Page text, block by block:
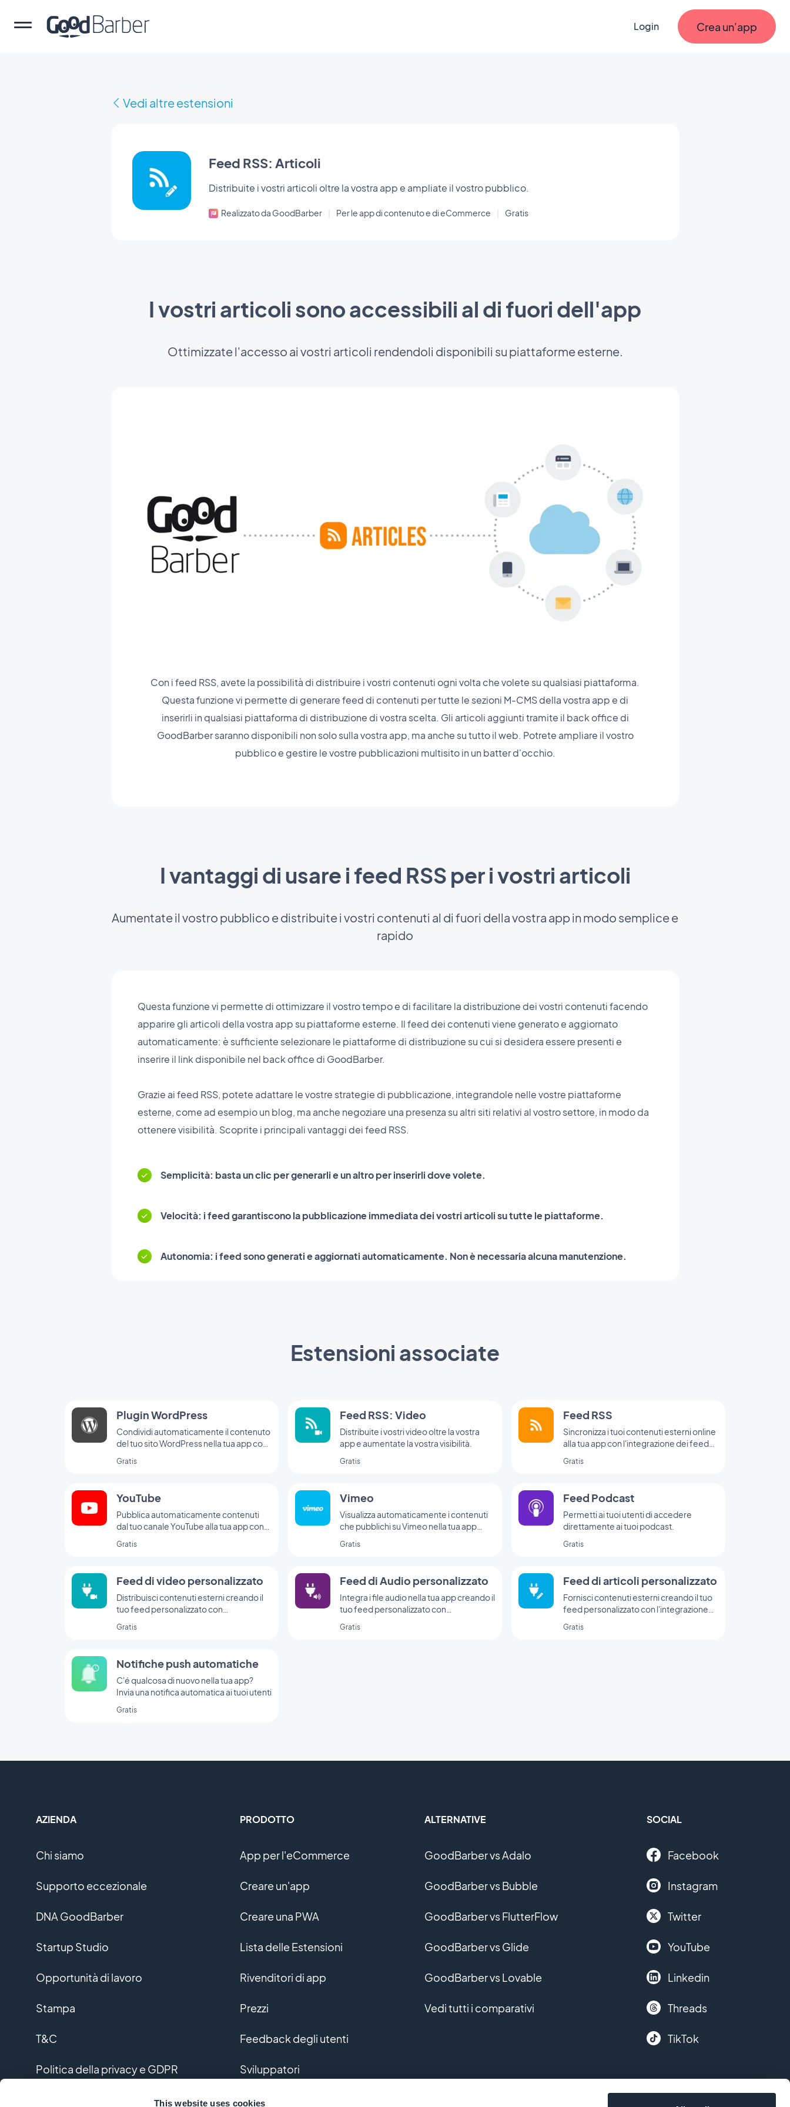
This website uses cookies
Login Crea un'app
Vedi altre estensioni
Feed RSS: Articoli
Distribuite i vostri articoli oltre la vostra app e ampliate il vostro pubblico.
Realizzato da GoodBarber Per le app di contenuto e di eCommerce Gratis
I vostri articoli sono accessibili al di fuori dell'app
Ottimizzate l'accesso ai vostri articoli rendendoli disponibili su piattaforme esterne.
Con i feed RSS, avete la possibilità di distribuire i vostri contenuti ogni volta che volete su qualsiasi piattaforma.
Questa funzione vi permette di generare feed di contenuti per tutte le sezioni M-CMS della vostra app e di
inserirli in qualsiasi piattaforma di distribuzione di vostra scelta. Gli articoli aggiunti tramite il back office di
GoodBarber saranno disponibili non solo sulla vostra app, ma anche su tutto il web. Potrete ampliare il vostro
pubblico e gestire le vostre pubblicazioni multisito in un batter d'occhio.
I vantaggi di usare i feed RSS per i vostri articoli
Aumentate il vostro pubblico e distribuite i vostri contenuti al di fuori della vostra app in modo semplice e
rapido
Questa funzione vi permette di ottimizzare il vostro tempo e di facilitare la distribuzione dei vostri contenuti facendo
apparire gli articoli della vostra app su piattaforme esterne. Il feed dei contenuti viene generato e aggiornato
automaticamente: è sufficiente selezionare le piattaforme di distribuzione su cui si desidera essere presenti e
inserire il link disponibile nel back office di GoodBarber.
Grazie ai feed RSS, potete adattare le vostre strategie di pubblicazione, integrandole nelle vostre piattaforme
esterne, come ad esempio un blog, ma anche negoziare una presenza su altri siti relativi al vostro settore, in modo da
ottenere visibilità. Scoprite i principali vantaggi dei feed RSS.
Semplicità: basta un clic per generarli e un altro per inserirli dove volete.
Velocità: i feed garantiscono la pubblicazione immediata dei vostri articoli su tutte le piattaforme.
Autonomia: i feed sono generati e aggiornati automaticamente. Non è necessaria alcuna manutenzione.
Estensioni associate
Plugin WordPress
Condividi automaticamente il contenuto
del tuo sito WordPress nella tua app con
Gratis
Feed RSS: Video
Distribuite i vostri video oltre la vostra
app e aumentate la vostra visibilità.
Gratis
Feed RSS
Sincronizza i tuoi contenuti esterni online
alla tua app con l'integrazione dei feed
Gratis
YouTube
Pubblica automaticamente contenuti
dal tuo canale YouTube alla tua app con
Gratis
Vimeo
Visualizza automaticamente i contenuti
che pubblichi su Vimeo nella tua app
per una sincronizzazione in tempo reale
Gratis
Feed Podcast
Permetti ai tuoi utenti di accedere
direttamente ai tuoi podcast.
Gratis
Feed di video personalizzato
Distribuisci contenuti esterni creando il
tuo feed personalizzato con
Gratis
Feed di Audio personalizzato
Integra i file audio nella tua app creando il
tuo feed personalizzato con
GoodBarber.
Gratis
Feed di articoli personalizzato
Fornisci contenuti esterni creando il tuo
feed personalizzato con l'integrazione
Gratis
Notifiche push automatiche
C'é qualcosa di nuovo nella tua app?
Invia una notifica automatica ai tuoi utenti
Gratis
AZIENDA
Chi siamo
Supporto eccezionale
DNA GoodBarber
Startup Studio
Opportunità di lavoro
Stampa
T&C
Politica della privacy e GDPR
PRODOTTO
App per l'eCommerce
Creare un'app
Creare una PWA
Lista delle Estensioni
Rivenditori di app
Prezzi
Feedback degli utenti
Sviluppatori
Sviluppo personalizzato
ALTERNATIVE
GoodBarber vs Adalo
GoodBarber vs Bubble
GoodBarber vs FlutterFlow
GoodBarber vs Glide
GoodBarber vs Lovable
Vedi tutti i comparativi
SOCIAL
Facebook
Instagram
Twitter
YouTube
Linkedin
Threads
TikTok